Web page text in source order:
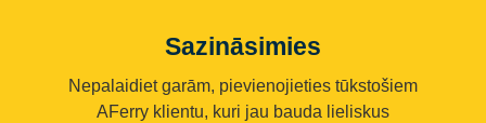
Sazināsimies
Nepalaidiet garām, pievienojieties tūkstošiem
AFerry klientu, kuri jau bauda lieliskus